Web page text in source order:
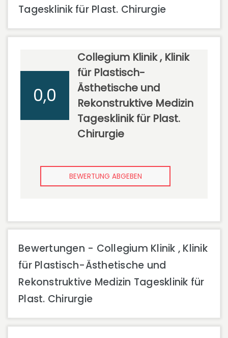
Tagesklinik für Plast. Chirurgie
0,0
Collegium Klinik , Klinik
für Plastisch-
Ästhetische und
Rekonstruktive Medizin
Tagesklinik für Plast.
Chirurgie
BEWERTUNG ABGEBEN
Bewertungen - Collegium Klinik , Klinik
für Plastisch-Ästhetische und
Rekonstruktive Medizin Tagesklinik für
Plast. Chirurgie